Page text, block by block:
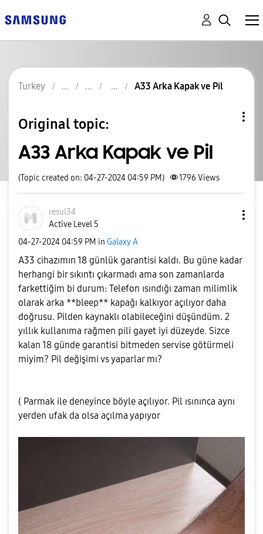
Turkey A33 Arka Kapak ve Pil
Original topic:
A33 Arka Kapak ve Pil
(Topic created on: 04-27-2024 04:59 PM) 1796 Views
resul34
Active Level 5
‎04-27-2024 04:59 PM in Galaxy A
A33 cihazımın 18 günlük garantisi kaldı. Bu güne kadar
herhangi bir sıkıntı çıkarmadı ama son zamanlarda
farkettiğim bi durum: Telefon ısındığı zaman milimlik
olarak arka **bleep** kapağı kalkıyor açılıyor daha
doğrusu. Pilden kaynaklı olabileceğini düşündüm. 2
yıllık kullanıma rağmen pili gayet iyi düzeyde. Sizce
kalan 18 günde garantisi bitmeden servise götürmeli
miyim? Pil değişimi vs yaparlar mı?
( Parmak ile deneyince böyle açılıyor. Pil ısınınca aynı
yerden ufak da olsa açılma yapıyor